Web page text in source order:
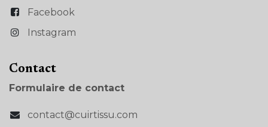
Facebook
Instagram
Con​tact
Formulaire de contact
contact@cuirtissu.com